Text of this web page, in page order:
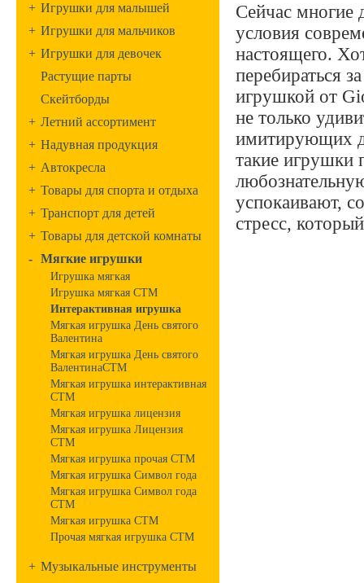
+ Игрушки для малышей
+ Игрушки для мальчиков
+ Игрушки для девочек
Растущие парты
Скейтборды
+ Летний ассортимент
+ Надувная продукция
+ Автокресла
+ Товары для спорта и отдыха
+ Транспорт для детей
+ Товары для детской комнаты
- Мягкие игрушки
Игрушка мягкая
Игрушка мягкая СТМ
Интерактивная игрушка
Мягкая игрушка День святого
Валентина
Мягкая игрушка День святого
ВалентинаСТМ
Мягкая игрушка интерактивная
СТМ
Мягкая игрушка лицензия
Мягкая игрушка Лицензия
СТМ
Мягкая игрушка прочая СТМ
Мягкая игрушка Символ года
Мягкая игрушка Символ года
СТМ
Мягкая игрушка СТМ
Прочая мягкая игрушка СТМ
+ Музыкальные инструменты
Сейчас многие
условия
настоящего.
перебираться
игрушкой от
не только
имитирующих
такие игрушки
успокаивают,
стресс,